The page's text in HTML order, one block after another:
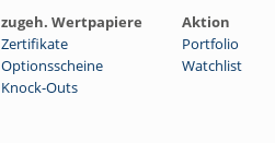
zugeh. Wertpapiere
Aktion
Zertifikate
Portfolio
Optionsscheine
Watchlist
Knock-Outs